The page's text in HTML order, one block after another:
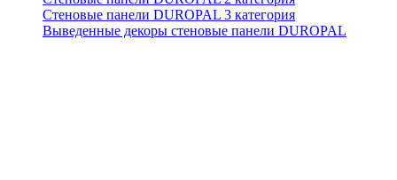
Стеновые панели DUROPAL 3 категория
Выведенные декоры стеновые панели DUROPAL